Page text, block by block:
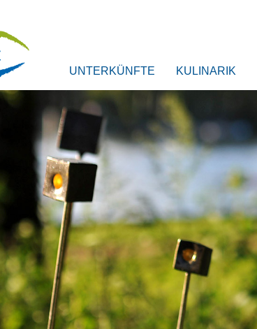
UNTERKÜNFTE KULINARIK